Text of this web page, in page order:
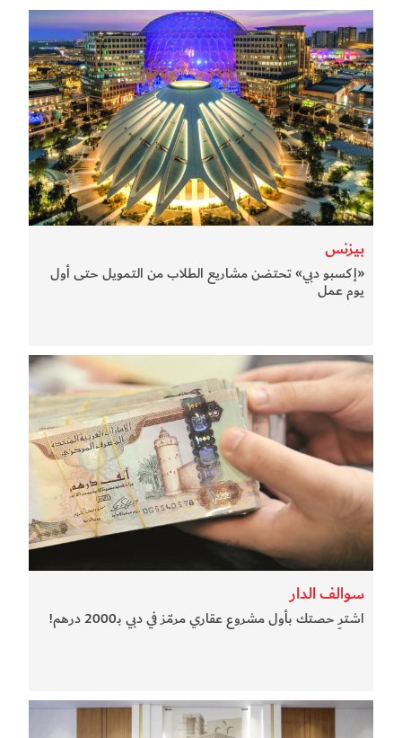
بيزنس
«إكسبو دبي» تحتضن مشاريع الطلاب من التمويل حتى أول
يوم عمل
سوالف الدار
اشترِ حصتك بأول مشروع عقاري مرمّز في دبي بـ2000 درهم!